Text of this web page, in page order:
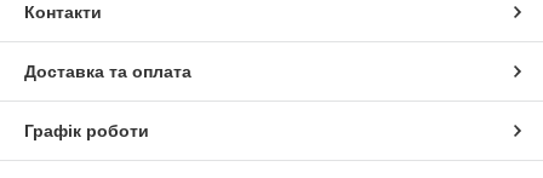
Контакти
Доставка та оплата
Графік роботи